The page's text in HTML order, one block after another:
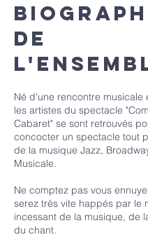
de
Né d'une rencontre musicale
les artistes du spectacle
Cabaret" se sont retrouvés
concocter un spectacle tout
de la musique Jazz,
Musicale.
Ne comptez pas vous
serez très vite happés par le
incessant de la musique, de
du chant.